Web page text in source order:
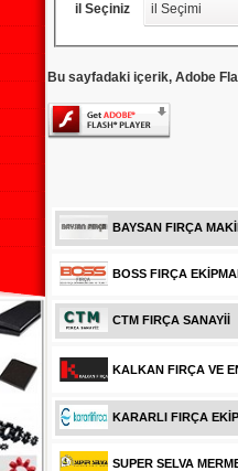
il Seçiniz il Seçimi
Bu sayfadaki içerik, Adobe
BAYSAN FIRÇA
BOSS FIRÇA
CTM FIRÇA SANAYİİ
KALKAN FIRÇA VE
KARARLI FIRÇA
SUPER SELVA